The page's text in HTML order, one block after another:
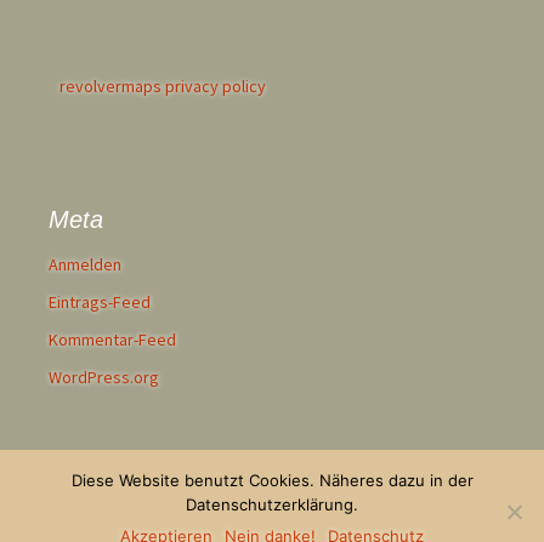
revolvermaps privacy policy
Meta
Anmelden
Eintrags-Feed
Kommentar-Feed
WordPress.org
Diese Website benutzt Cookies. Näheres dazu in der
Datenschutzerklärung.
Akzeptieren
Nein danke! Datenschutz